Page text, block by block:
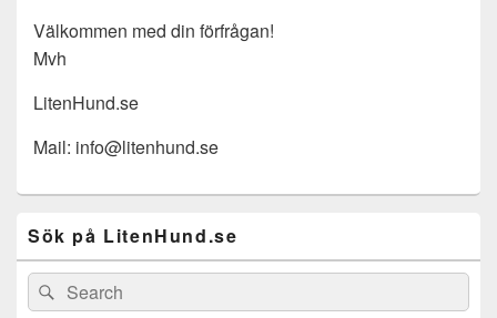
Välkommen med din förfrågan!
Mvh
LitenHund.se
Mail: info@litenhund.se
Sidebar
Widget
Area
Sök på LitenHund.se
Search
for:
Search